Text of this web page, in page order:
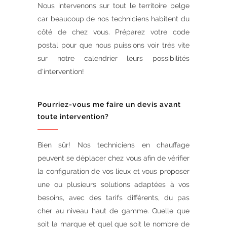
Nous intervenons sur tout le territoire belge
car beaucoup de nos techniciens habitent du
côté de chez vous. Préparez votre code
postal pour que nous puissions voir très vite
sur notre calendrier leurs possibilités
d'intervention!
Pourriez-vous me faire un devis avant
toute intervention?
Bien sûr! Nos techniciens en chauffage
peuvent se déplacer chez vous afin de vérifier
la configuration de vos lieux et vous proposer
une ou plusieurs solutions adaptées à vos
besoins, avec des tarifs différents, du pas
cher au niveau haut de gamme. Quelle que
soit la marque et quel que soit le nombre de